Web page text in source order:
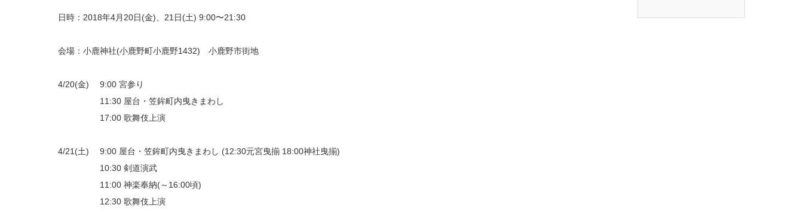
日時：2018年4月20日(金)、21日(土) 9:00〜21:30
会場：小鹿神社(小鹿野町小鹿野1432) 小鹿野市街地
4/20(金) 9:00 宮参り
11:30 屋台・笠鉾町内曳きまわし
17:00 歌舞伎上演
4/21(土) 9:00 屋台・笠鉾町内曳きまわし (12:30元宮曳揃 18:00神社曳揃)
10:30 剣道演武
11:00 神楽奉納(～16:00頃)
12:30 歌舞伎上演